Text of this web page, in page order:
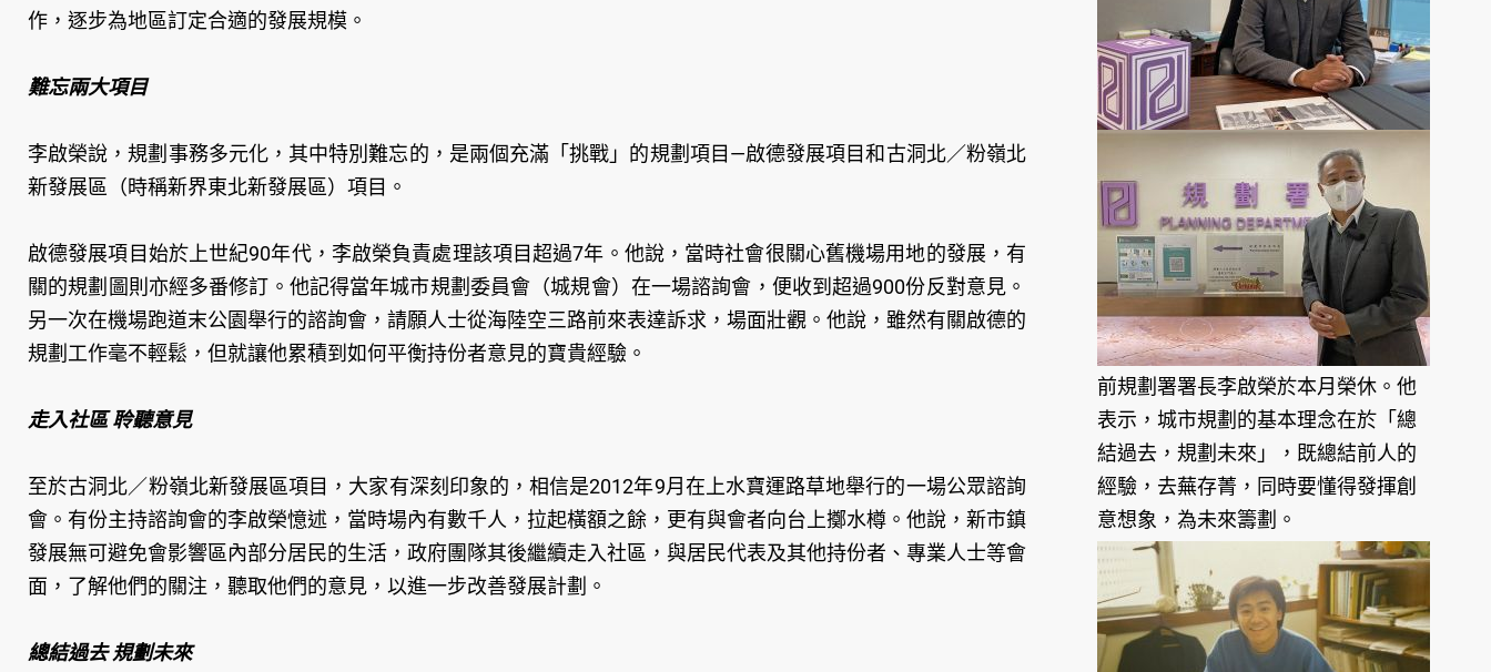
作，逐步為地區訂定合適的發展規模。
難忘兩大項目
李啟榮說，規劃事務多元化，其中特別難忘的，是兩個充滿「挑戰」的規劃項目—啟德發展項目和古洞北／粉嶺北
新發展區（時稱新界東北新發展區）項目。
啟德發展項目始於上世紀90年代，李啟榮負責處理該項目超過7年。他說，當時社會很關心舊機場用地的發展，有
關的規劃圖則亦經多番修訂。他記得當年城市規劃委員會（城規會）在一場諮詢會，便收到超過900份反對意見。
另一次在機場跑道末公園舉行的諮詢會，請願人士從海陸空三路前來表達訴求，場面壯觀。他說，雖然有關啟德的
規劃工作毫不輕鬆，但就讓他累積到如何平衡持份者意見的寶貴經驗。
走入社區 聆聽意見
至於古洞北／粉嶺北新發展區項目，大家有深刻印象的，相信是2012年9月在上水寶運路草地舉行的一場公眾諮詢
會。有份主持諮詢會的李啟榮憶述，當時場內有數千人，拉起橫額之餘，更有與會者向台上擲水樽。他說，新市鎮
發展無可避免會影響區內部分居民的生活，政府團隊其後繼續走入社區，與居民代表及其他持份者、專業人士等會
面，了解他們的關注，聽取他們的意見，以進一步改善發展計劃。
總結過去 規劃未來
前規劃署署長李啟榮於本月榮休。他
表示，城市規劃的基本理念在於「總
結過去，規劃未來」，既總結前人的
經驗，去蕪存菁，同時要懂得發揮創
意想象，為未來籌劃。